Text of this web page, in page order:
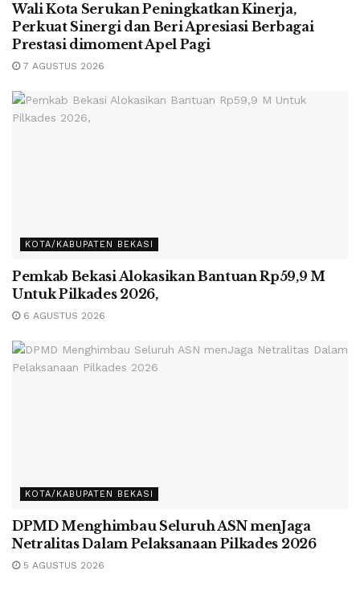
Wali Kota Serukan Peningkatkan Kinerja,
Perkuat Sinergi dan Beri Apresiasi Berbagai
Prestasi dimoment Apel Pagi
7 AGUSTUS 2026
KOTA/KABUPATEN BEKASI
Pemkab Bekasi Alokasikan Bantuan Rp59,9 M
Untuk Pilkades 2026,
6 AGUSTUS 2026
KOTA/KABUPATEN BEKASI
DPMD Menghimbau Seluruh ASN menJaga
Netralitas Dalam Pelaksanaan Pilkades 2026
5 AGUSTUS 2026